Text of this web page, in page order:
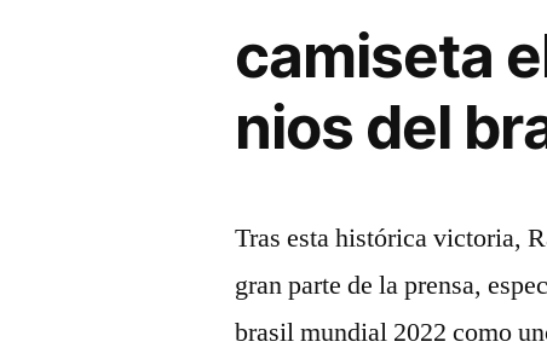
camiseta
nios del
Tras esta histórica victoria,
gran parte de la prensa,
brasil mundial 2022 como